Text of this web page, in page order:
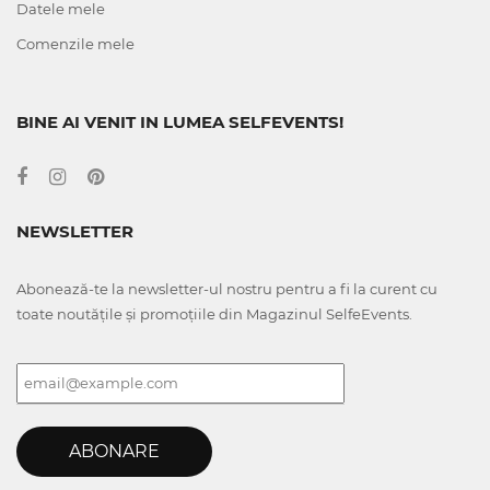
Datele mele
Comenzile mele
BINE AI VENIT IN LUMEA SELFEVENTS!
NEWSLETTER
Abonează-te la newsletter-ul nostru pentru a fi la curent cu
toate noutățile și promoțiile din Magazinul SelfeEvents.
ABONARE